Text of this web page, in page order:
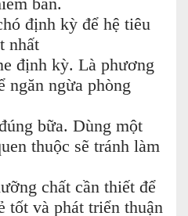
bẩn.
định kỳ để hệ tiêu
nhất
định kỳ. Là phương
ngăn ngừa phòng
bữa. Dùng một
thuộc sẽ tránh làm
chất cần thiết để
tốt và phát triển thuận